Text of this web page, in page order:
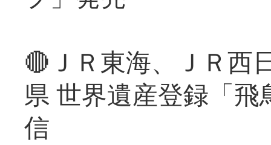
🔴ＪＲ東海、ＪＲ西
県 世界遺産登録「
信